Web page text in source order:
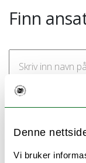
Denne
Vi bruker
Finn